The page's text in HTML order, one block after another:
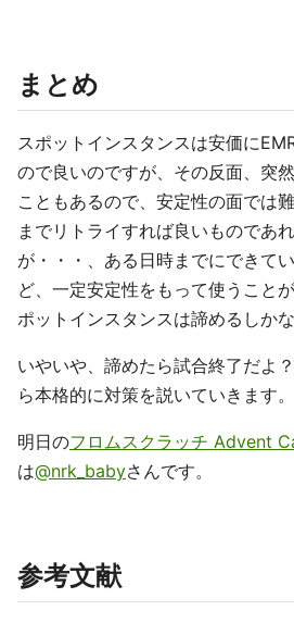
まとめ
スポットインスタンスは安価に
ので良いのですが、その反面、突
こともあるので、安定性の面では
までリトライすれば良いものであ
が・・・、ある日時までにできて
ど、一定安定性をもって使うこと
ポットインスタンスは諦めるしか
いやいや、諦めたら試合終了だよ
ら本格的に対策を説いていきます。
明日のフロムスクラッチ Advent
は@nrk_babyさんです。
参考文献